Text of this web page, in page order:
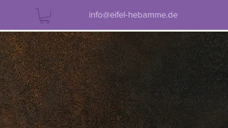
info@eifel-hebamme.de